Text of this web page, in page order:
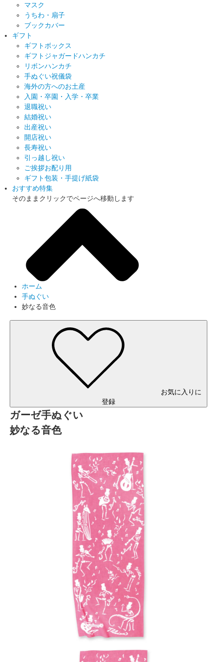
マスク
うちわ・扇子
ブックカバー
ギフト
ギフトボックス
ギフトジャガードハンカチ
リボンハンカチ
手ぬぐい祝儀袋
海外の方へのお土産
入園・卒園・入学・卒業
退職祝い
結婚祝い
出産祝い
開店祝い
長寿祝い
引っ越し祝い
ご挨拶お配り用
ギフト包装・手提げ紙袋
おすすめ特集
そのままクリックでページへ移動します
ホーム
手ぬぐい
妙なる音色
お気に入りに
登録
ガーゼ手ぬぐい
妙なる音色